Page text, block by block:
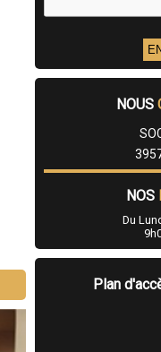
NOUS
NOS
Du
Plan